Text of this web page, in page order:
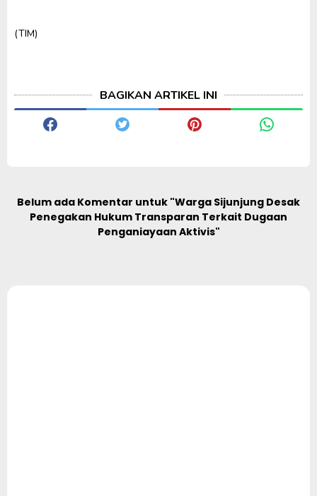
(TIM)
BAGIKAN ARTIKEL INI
Belum ada Komentar untuk "Warga Sijunjung Desak
Penegakan Hukum Transparan Terkait Dugaan
Penganiayaan Aktivis"